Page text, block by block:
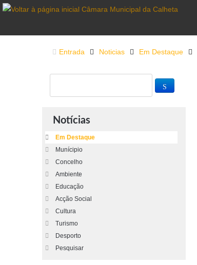
Entrada Noticias Em Destaque
Notícias
Em Destaque
Munícipio
Concelho
Ambiente
Educação
Acção Social
Cultura
Turismo
Desporto
Pesquisar